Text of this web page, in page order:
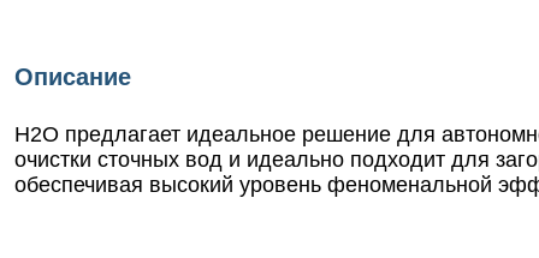
Описание
Н2О предлагает идеальное решение для
очистки сточных вод и идеально подходит для
обеспечивая высокий уровень феноменальной